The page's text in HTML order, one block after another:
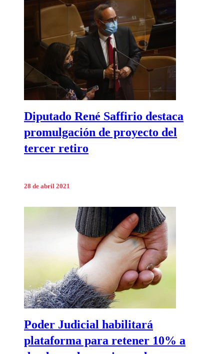
Diputado René Saffirio destaca
promulgación de proyecto del
tercer retiro
28 de abril 2021
Poder Judicial habilitará
plataforma para retener 10% a